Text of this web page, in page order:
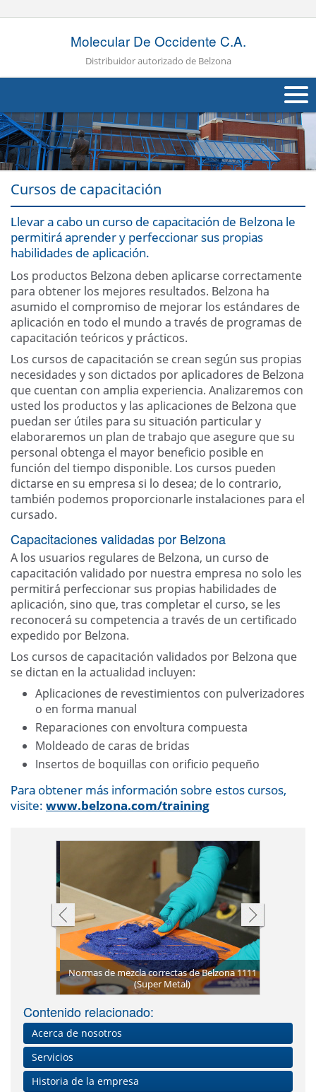
Molecular De Occidente C.A.
Distribuidor autorizado de Belzona
Quienes Somos
Productos
Aplicaciones
Industrias
Otros
Contáctenos
Cursos de capacitación
Llevar a cabo un curso de capacitación de Belzona le
permitirá aprender y perfeccionar sus propias
habilidades de aplicación.
Los productos Belzona deben aplicarse correctamente
para obtener los mejores resultados. Belzona ha
asumido el compromiso de mejorar los estándares de
aplicación en todo el mundo a través de programas de
capacitación teóricos y prácticos.
Los cursos de capacitación se crean según sus propias
necesidades y son dictados por aplicadores de Belzona
que cuentan con amplia experiencia. Analizaremos con
usted los productos y las aplicaciones de Belzona que
puedan ser útiles para su situación particular y
elaboraremos un plan de trabajo que asegure que su
personal obtenga el mayor beneficio posible en
función del tiempo disponible. Los cursos pueden
dictarse en su empresa si lo desea; de lo contrario,
también podemos proporcionarle instalaciones para el
cursado.
Capacitaciones validadas por Belzona
A los usuarios regulares de Belzona, un curso de
capacitación validado por nuestra empresa no solo les
permitirá perfeccionar sus propias habilidades de
aplicación, sino que, tras completar el curso, se les
reconocerá su competencia a través de un certificado
expedido por Belzona.
Los cursos de capacitación validados por Belzona que
se dictan en la actualidad incluyen:
Aplicaciones de revestimientos con pulverizadores
o en forma manual
Reparaciones con envoltura compuesta
Moldeado de caras de bridas
Insertos de boquillas con orificio pequeño
Para obtener más información sobre estos cursos,
visite: www.belzona.com/training
Normas de mezcla correctas de Belzona 1111
(Super Metal)
Contenido relacionado:
Acerca de nosotros
Servicios
Historia de la empresa